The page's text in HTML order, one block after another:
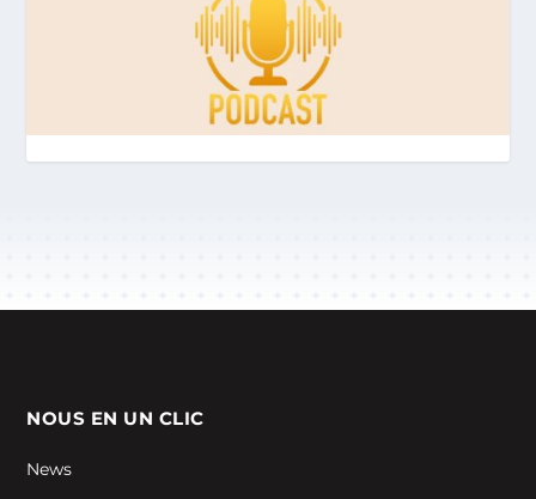
NOUS EN UN CLIC
News